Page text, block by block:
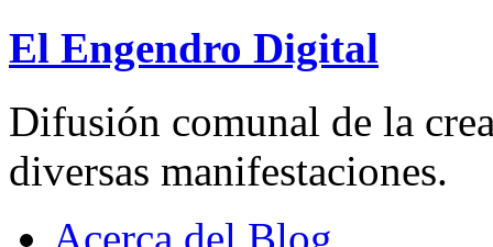
El Engendro Digital
Difusión comunal de la
diversas manifestaciones.
Acerca del Blog